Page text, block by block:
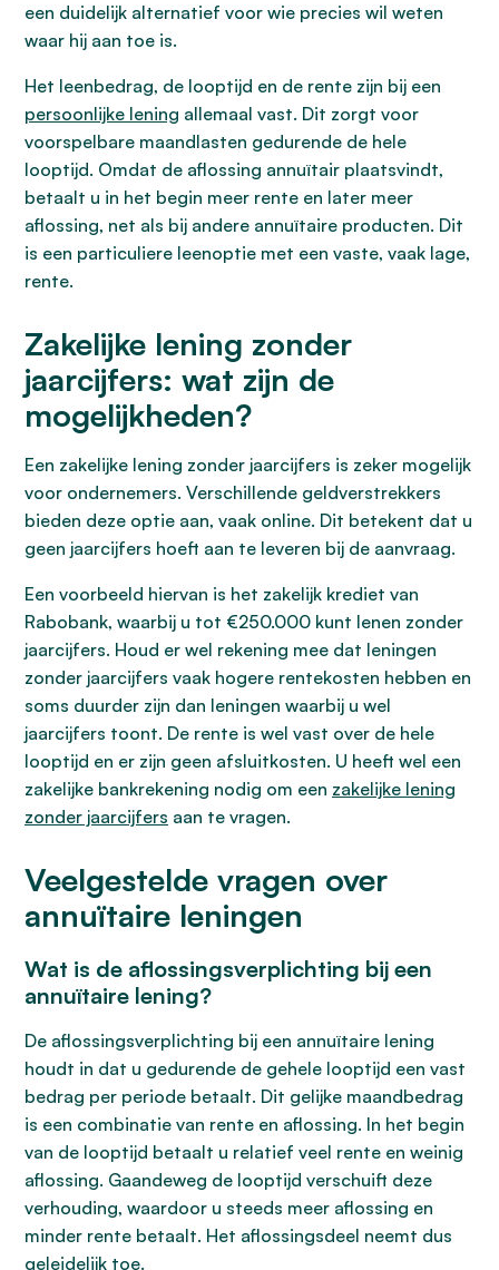
een duidelijk alternatief voor wie precies wil weten
waar hij aan toe is.
Het leenbedrag, de looptijd en de rente zijn bij een
persoonlijke lening allemaal vast. Dit zorgt voor
voorspelbare maandlasten gedurende de hele
looptijd. Omdat de aflossing annuïtair plaatsvindt,
betaalt u in het begin meer rente en later meer
aflossing, net als bij andere annuïtaire producten. Dit
is een particuliere leenoptie met een vaste, vaak lage,
rente.
Zakelijke lening zonder
jaarcijfers: wat zijn de
mogelijkheden?
Een zakelijke lening zonder jaarcijfers is zeker mogelijk
voor ondernemers. Verschillende geldverstrekkers
bieden deze optie aan, vaak online. Dit betekent dat u
geen jaarcijfers hoeft aan te leveren bij de aanvraag.
Een voorbeeld hiervan is het zakelijk krediet van
Rabobank, waarbij u tot €250.000 kunt lenen zonder
jaarcijfers. Houd er wel rekening mee dat leningen
zonder jaarcijfers vaak hogere rentekosten hebben en
soms duurder zijn dan leningen waarbij u wel
jaarcijfers toont. De rente is wel vast over de hele
looptijd en er zijn geen afsluitkosten. U heeft wel een
zakelijke bankrekening nodig om een zakelijke lening
zonder jaarcijfers aan te vragen.
Veelgestelde vragen over
annuïtaire leningen
Wat is de aflossingsverplichting bij een
annuïtaire lening?
De aflossingsverplichting bij een annuïtaire lening
houdt in dat u gedurende de gehele looptijd een vast
bedrag per periode betaalt. Dit gelijke maandbedrag
is een combinatie van rente en aflossing. In het begin
van de looptijd betaalt u relatief veel rente en weinig
aflossing. Gaandeweg de looptijd verschuift deze
verhouding, waardoor u steeds meer aflossing en
minder rente betaalt. Het aflossingsdeel neemt dus
geleidelijk toe.